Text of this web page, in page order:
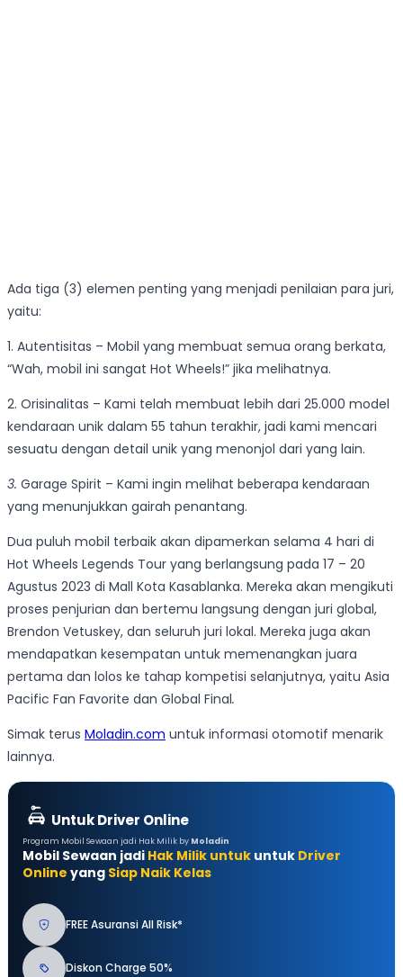
Ada tiga (3) elemen penting yang menjadi penilaian para juri,
yaitu:
1. Autentisitas – Mobil yang membuat semua orang berkata,
“Wah, mobil ini sangat Hot Wheels!” jika melihatnya.
2. Orisinalitas – Kami telah membuat lebih dari 25.000 model
kendaraan unik dalam 55 tahun terakhir, jadi kami mencari
sesuatu dengan detail unik yang menonjol dari yang lain.
3. Garage Spirit – Kami ingin melihat beberapa kendaraan
yang menunjukkan gairah penantang.
Dua puluh mobil terbaik akan dipamerkan selama 4 hari di
Hot Wheels Legends Tour yang berlangsung pada 17 – 20
Agustus 2023 di Mall Kota Kasablanka. Mereka akan mengikuti
proses penjurian dan bertemu langsung dengan juri global,
Brendon Vetuskey, dan seluruh juri lokal. Mereka juga akan
mendapatkan kesempatan untuk memenangkan juara
pertama dan lolos ke tahap kompetisi selanjutnya, yaitu Asia
Pacific Fan Favorite dan Global Final.
Simak terus Moladin.com untuk informasi otomotif menarik
lainnya.
Untuk Driver Online
Program Mobil Sewaan jadi Hak Milik by Moladin
Mobil Sewaan jadi Hak Milik untuk untuk Driver
Online yang Siap Naik Kelas
FREE Asuransi All Risk*
Diskon Charge 50%